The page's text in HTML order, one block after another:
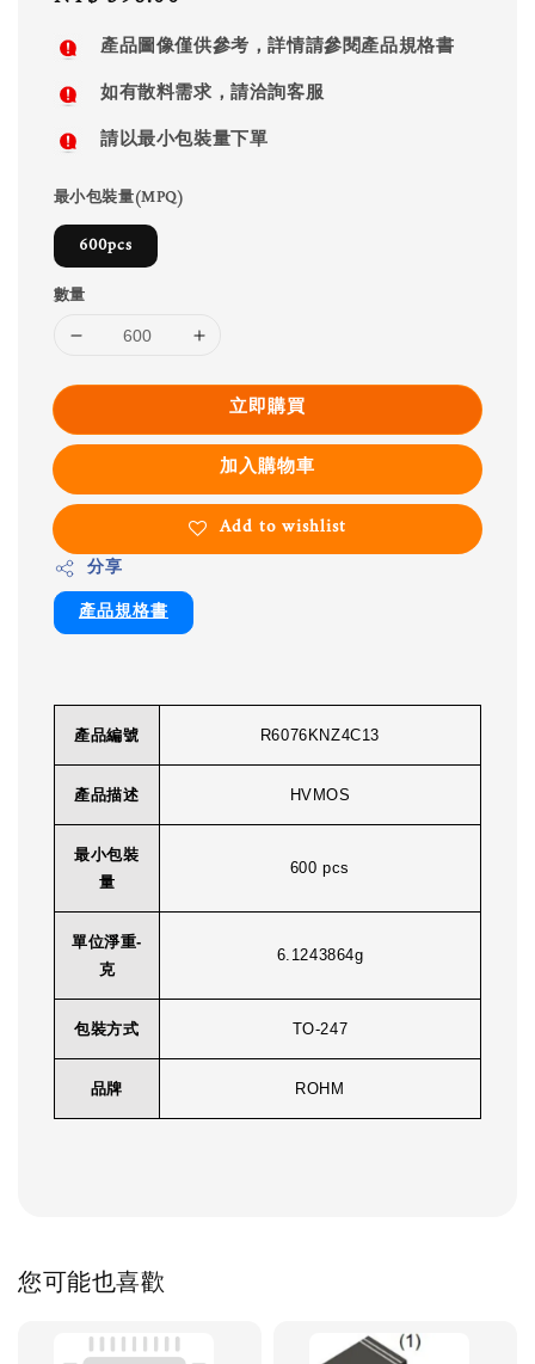
price產品圖像僅供參考，詳情請參閱產品規格書
如有散料需求，請洽詢客服
請以最小包裝量下單
最小包裝量(MPQ)
600pcs
數量
立即購買
加入購物車
Add to wishlist
分享
產品規格書
產品編號 R6076KNZ4C13
產品描述 HVMOS
最小包裝
量
600 pcs
單位淨重-
克
6.1243864g
包裝方式 TO-247
品牌 ROHM
您可能也喜歡